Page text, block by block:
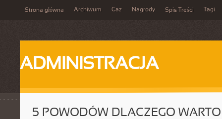
Strona główna Archiwum Gaz Nagrody Spis Treści Tagi
ADMINISTRACJA
5 POWODÓW DLACZEGO